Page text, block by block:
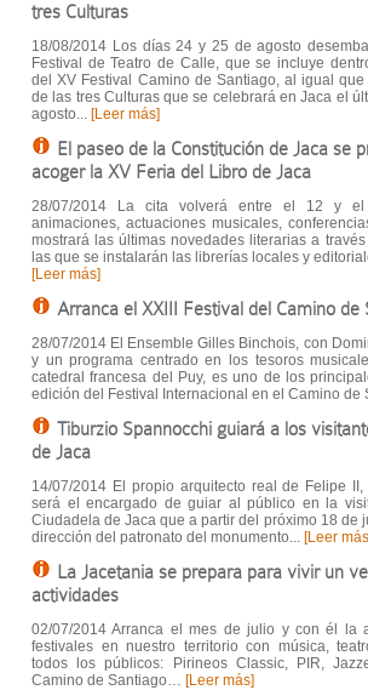
tres Culturas
18/08/2014 Los días 24 y 25 de agosto
Festival de Teatro de Calle, que se incluye
del XV Festival Camino de Santiago, al igual
de las tres Culturas que se celebrará en Jaca el
agosto... [Leer más]
El paseo de la Constitución de Jaca se
acoger la XV Feria del Libro de Jaca
28/07/2014 La cita volverá entre el 12 y
animaciones, actuaciones musicales,
mostrará las últimas novedades literarias a
las que se instalarán las librerías locales y
[Leer más]
Arranca el XXIII Festival del Camino de
28/07/2014 El Ensemble Gilles Binchois, con
y un programa centrado en los tesoros
catedral francesa del Puy, es uno de los
edición del Festival Internacional en el Camino de
Tiburzio Spannocchi guiará a los
de Jaca
14/07/2014 El propio arquitecto real de Felipe
será el encargado de guiar al público en la
Ciudadela de Jaca que a partir del próximo 18 de
dirección del patronato del monumento... [Leer
La Jacetania se prepara para vivir un
actividades
02/07/2014 Arranca el mes de julio y con él la
festivales en nuestro territorio con música,
todos los públicos: Pirineos Classic, PIR,
Camino de Santiago… [Leer más]